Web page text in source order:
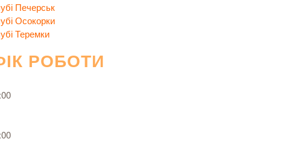
Печерськ
Осокорки
Теремки
РОБОТИ